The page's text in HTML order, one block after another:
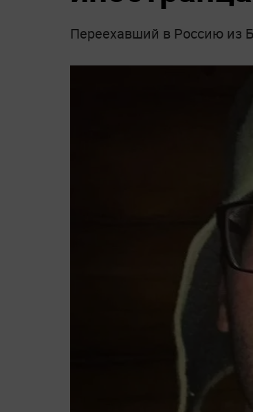
Переехавший в Россию из